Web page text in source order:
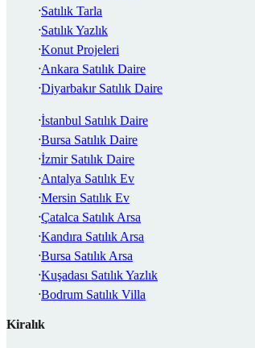
Satılık Tarla
Satılık Yazlık
Konut Projeleri
Ankara Satılık Daire
Diyarbakır Satılık Daire
İstanbul Satılık Daire
Bursa Satılık Daire
İzmir Satılık Daire
Antalya Satılık Ev
Mersin Satılık Ev
Çatalca Satılık Arsa
Kandıra Satılık Arsa
Bursa Satılık Arsa
Kuşadası Satılık Yazlık
Bodrum Satılık Villa
Kiralık